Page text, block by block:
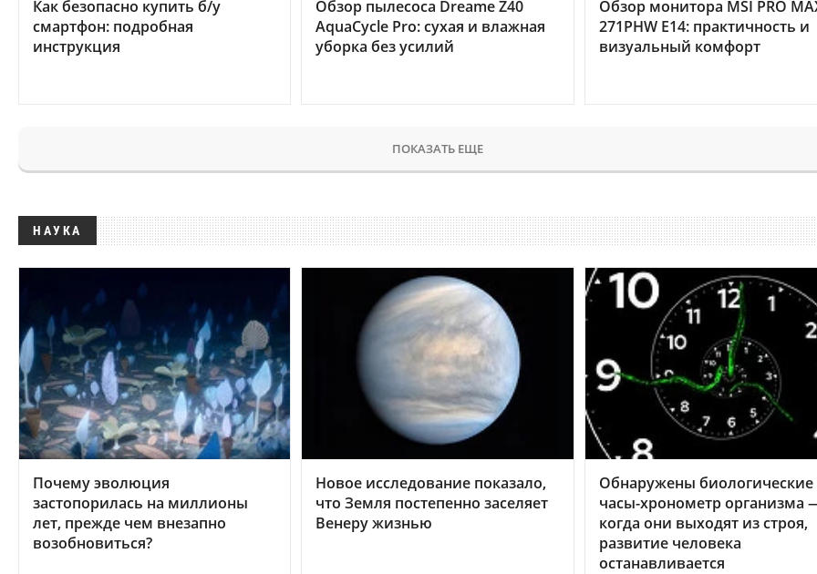
Как безопасно купить б/у
смартфон: подробная
инструкция
Обзор пылесоса Dreame Z40
AquaCycle Pro: сухая и влажная
уборка без усилий
Обзор монитора MSI PRO
271PHW E14: практичность и
визуальный комфорт
ПОКАЗАТЬ ЕЩЕ
НАУКА
Почему эволюция
застопорилась на миллионы
лет, прежде чем внезапно
возобновиться?
Новое исследование показало,
что Земля постепенно заселяет
Венеру жизнью
Обнаружены биологические
часы-хронометр организма
когда они выходят из строя,
развитие человека
останавливается